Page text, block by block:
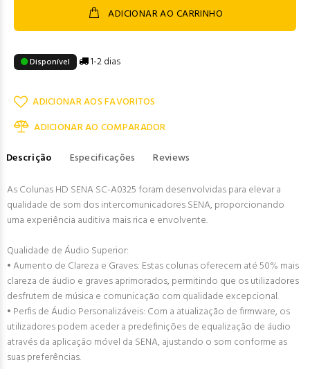
ADICIONAR AO CARRINHO
Disponível 1-2 dias
ADICIONAR AOS FAVORITOS
ADICIONAR AO COMPARADOR
Descrição
Especificações
Reviews
As Colunas HD SENA SC-A0325 foram desenvolvidas para elevar a
qualidade de som dos intercomunicadores SENA, proporcionando
uma experiência auditiva mais rica e envolvente.
Qualidade de Áudio Superior:
• Aumento de Clareza e Graves: Estas colunas oferecem até 50% mais
clareza de áudio e graves aprimorados, permitindo que os utilizadores
desfrutem de música e comunicação com qualidade excepcional.
• Perfis de Áudio Personalizáveis: Com a atualização de firmware, os
utilizadores podem aceder a predefinições de equalização de áudio
através da aplicação móvel da SENA, ajustando o som conforme as
suas preferências.